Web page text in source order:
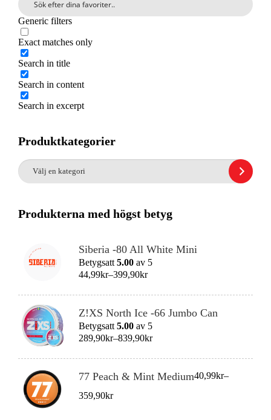
Generic filters
Exact matches only
Search in title
Search in content
Search in excerpt
Produktkategorier
Välj
en
kategori
Produkterna med högst betyg
Siberia -80 All White Mini
Betygsatt 5.00 av 5
44,99kr–399,90kr
Prisintervall:
44,99kr
till
399,90kr
Z!XS North Ice -66 Jumbo Can
Betygsatt 5.00 av 5
289,90kr–839,90kr
Prisintervall:
289,90kr
till
839,90kr
77 Peach & Mint Medium40,99kr–
359,90kr
Prisintervall:
till